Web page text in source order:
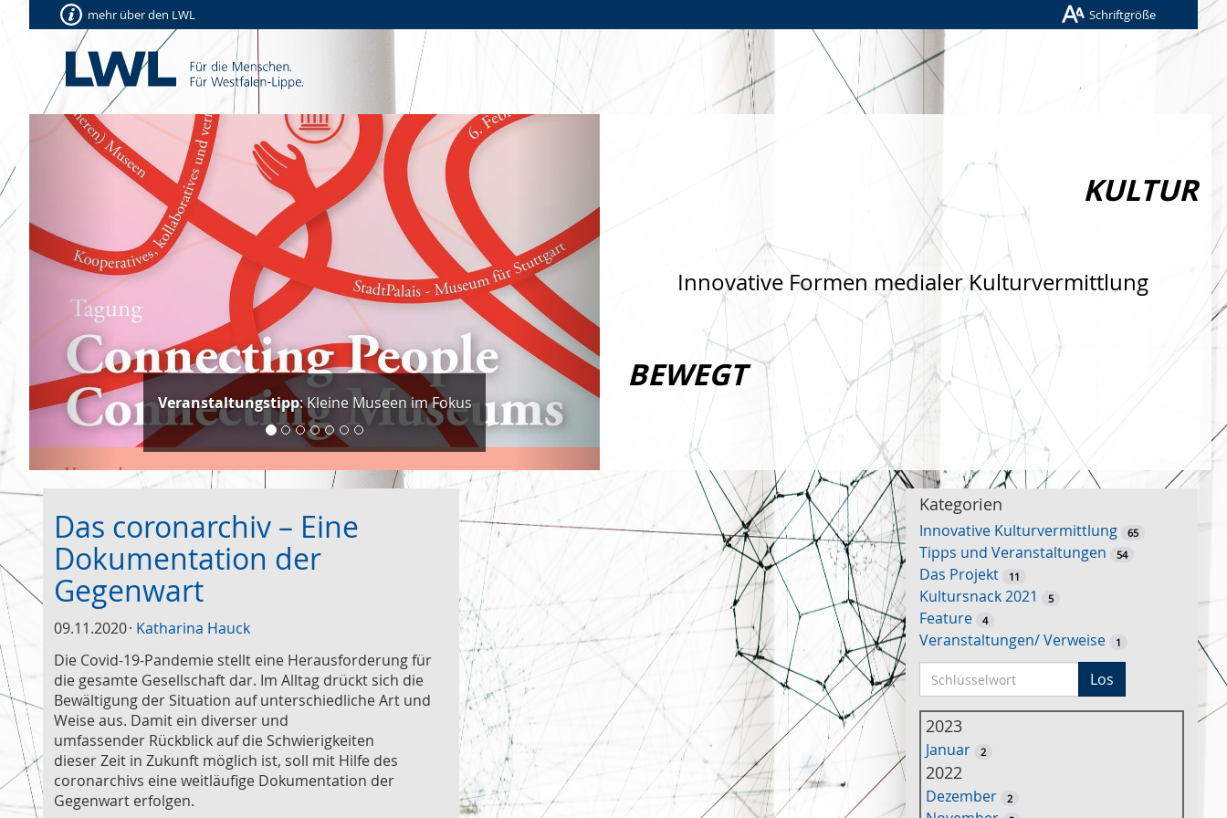
mehr über den LWL Schriftgröße
Veranstaltungstipp: Kleine Museen im Fokus
Vorherige
KULTUR
Innovative Formen medialer Kulturvermittlung
BEWEGT
Das coronarchiv – Eine
Dokumentation der
Gegenwart
09.11.2020 Katharina Hauck
Die Covid-19-Pandemie stellt eine Herausforderung für
die gesamte Gesellschaft dar. Im Alltag drückt sich die
Bewältigung der Situation auf unterschiedliche Art und
Weise aus. Damit ein diverser und
umfassender Rückblick auf die Schwierigkeiten
dieser Zeit in Zukunft möglich ist, soll mit Hilfe des
coronarchivs eine weitläufige Dokumentation der
Gegenwart erfolgen.
Kategorien
Innovative Kulturvermittlung 65
Tipps und Veranstaltungen 54
Das Projekt 11
Kultursnack 2021 5
Feature 4
Veranstaltungen/ Verweise 1
c
h
ü
Los
2023
Januar 2
2022
Dezember 2